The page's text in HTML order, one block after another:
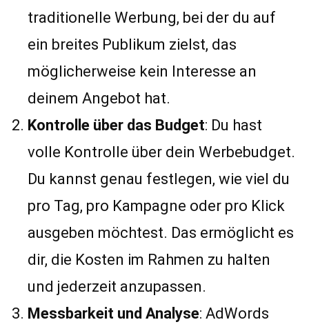
traditionelle Werbung, bei der du auf
ein breites Publikum zielst, das
möglicherweise kein Interesse an
deinem Angebot hat.
Kontrolle über das Budget: Du hast
volle Kontrolle über dein Werbebudget.
Du kannst genau festlegen, wie viel du
pro Tag, pro Kampagne oder pro Klick
ausgeben möchtest. Das ermöglicht es
dir, die Kosten im Rahmen zu halten
und jederzeit anzupassen.
Messbarkeit und Analyse: AdWords